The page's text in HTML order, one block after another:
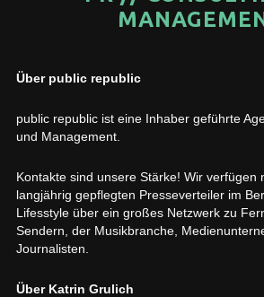
Über public republic
public republic ist eine Inhaber geführte
und Management.
Kontakte sind unsere Stärke! Wir verfügen
langjährig gepflegten Presseverteiler im
Lifesstyle über ein großes Netzwerk zu
Sendern, der Musikbranche,
Journalisten.
Über Katrin Grulich